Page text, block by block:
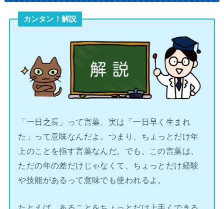
カンタン！解説
「一日之長」って言葉、実は「一日早く生まれ
た」って意味なんだよ。つまり、ちょっとだけ年
上のことを指す言葉なんだ。でも、この言葉は、
ただの年の差だけじゃなくて、ちょっとだけ経験
や技能があるって意味でも使われるよ。